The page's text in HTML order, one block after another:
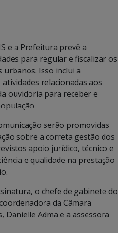
e a Prefeitura prevê a
para regular e fiscalizar os
urbanos. Isso inclui a
relacionadas aos
ouvidoria para receber e
serão promovidas
sobre a correta gestão dos
apoio jurídico, técnico e
e qualidade na prestação
o chefe de gabinete do
da Câmara
Danielle Adma e a assessora